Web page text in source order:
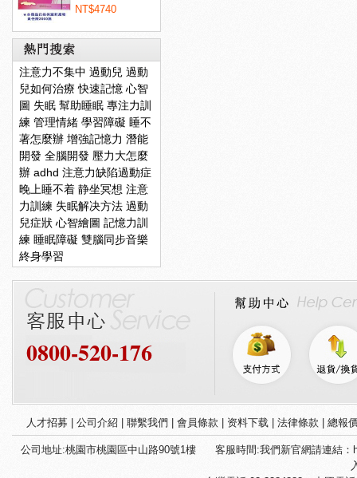
Dermaxyl@ 菲...
NT$4740
注意力不集中 過動兒 過動
兒如何治療 快速記憶 心智
圖 失眠 幫助睡眠 專注力訓
練 管理情緒 學習障礙 睡不
著怎麼辦 增強記憶力 潛能
開發 全腦開發 壓力大怎麼
辦 adhd 注意力缺陷過動症
晚上睡不着 静坐冥想 注意
力訓練 失眠解决方法 過動
兒症狀 心智繪圖 記憶力訓
練 睡眠障礙 雙腦同步音樂
終身學習
0800-520-176
人才招募 公司介紹 聯繫我們 會員條款 资料下载| 法律條款 總報
公司地址:桃園市桃園區中山路90號1樓
客服時間:我們新官網請連結